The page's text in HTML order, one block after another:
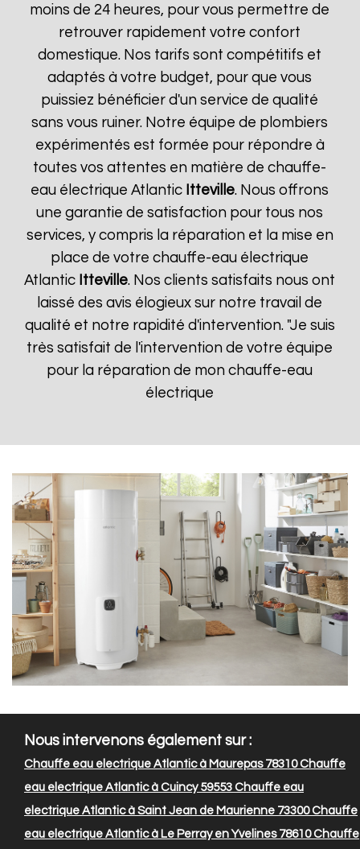
moins de 24 heures, pour vous permettre de
retrouver rapidement votre confort
domestique. Nos tarifs sont compétitifs et
adaptés à votre budget, pour que vous
puissiez bénéficier d'un service de qualité
sans vous ruiner. Notre équipe de plombiers
expérimentés est formée pour répondre à
toutes vos attentes en matière de chauffe-
eau électrique Atlantic Itteville. Nous offrons
une garantie de satisfaction pour tous nos
services, y compris la réparation et la mise en
place de votre chauffe-eau électrique
Atlantic Itteville. Nos clients satisfaits nous ont
laissé des avis élogieux sur notre travail de
qualité et notre rapidité d'intervention. "Je suis
très satisfait de l'intervention de votre équipe
pour la réparation de mon chauffe-eau
électrique
Nous intervenons également sur :
Chauffe eau electrique Atlantic à Maurepas 78310Chauffe
eau electrique Atlantic à Cuincy 59553 Chauffe eau
electrique Atlantic à Saint Jean de Maurienne 73300Chauffe
eau electrique Atlantic à Le Perray en Yvelines 78610Chauffe